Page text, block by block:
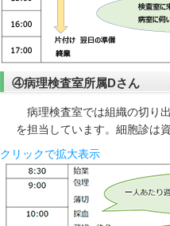
④病理検査室所属Dさん
病理検査室では組織の切り
を担当しています。細胞診は
クリックで拡大表示